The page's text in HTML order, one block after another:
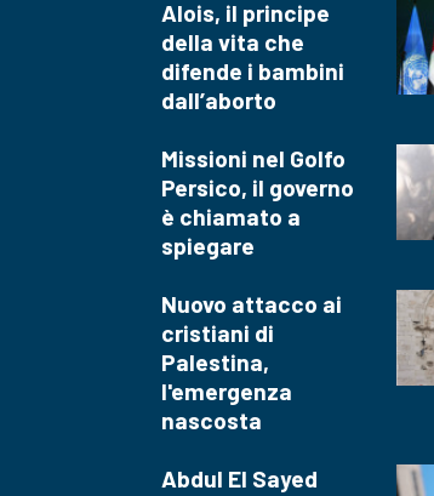
Alois, il principe
della vita che
difende i bambini
dall’aborto
Missioni nel Golfo
Persico, il governo
è chiamato a
spiegare
Nuovo attacco ai
cristiani di
Palestina,
l'emergenza
nascosta
Abdul El Sayed